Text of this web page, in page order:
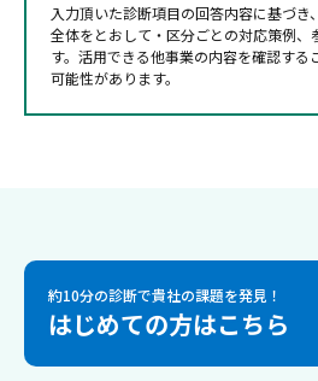
入力頂いた診断項目の回答内容に基づき
全体をとおして・区分ごとの対応策例、
す。活用できる他事業の内容を確認する
可能性があります。
約10分の診断で貴社の課題を発見！
はじめての方はこちら